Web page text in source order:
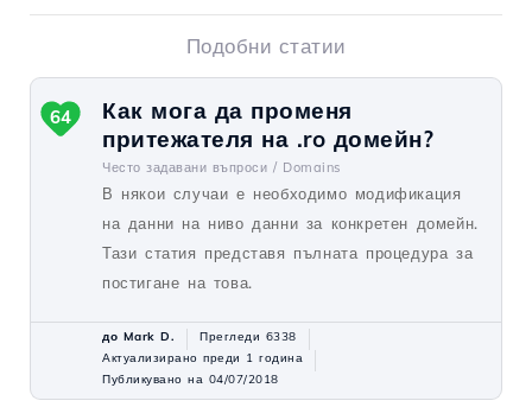
Подобни статии
Как мога да променя
притежателя на .ro домейн?
Често задавани въпроси / Domains
В някои случаи е необходимо модификация
на данни на ниво данни за конкретен домейн.
Тази статия представя пълната процедура за
постигане на това.
64
до Mark D.
Прегледи 6338
Актуализирано преди 1 година
Публикувано на 04/07/2018